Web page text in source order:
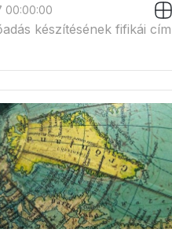
00:00:00
készítésének fifikái